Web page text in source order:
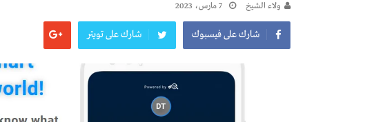
ولاء الشيخ 7 مارس، 2023
شارك على فيسبوك شارك على تويتر